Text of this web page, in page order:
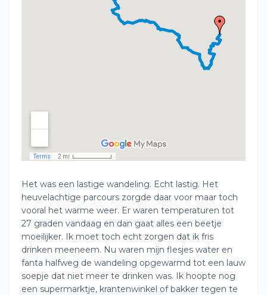
Het was een lastige wandeling. Echt lastig. Het
heuvelachtige parcours zorgde daar voor maar toch
vooral het warme weer. Er waren temperaturen tot
27 graden vandaag en dan gaat alles een beetje
moeilijker. Ik moet toch echt zorgen dat ik fris
drinken meeneem. Nu waren mijn flesjes water en
fanta halfweg de wandeling opgewarmd tot een lauw
soepje dat niet meer te drinken was. Ik hoopte nog
een supermarktje, krantenwinkel of bakker tegen te